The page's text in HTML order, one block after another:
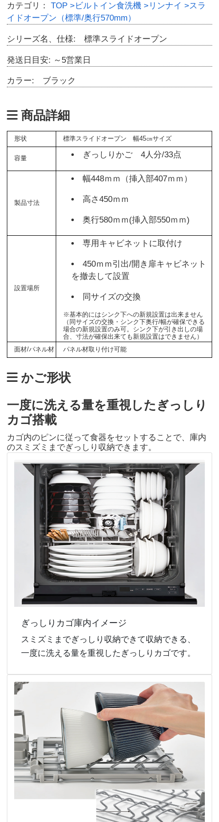
カテゴリ： TOP >ビルトイン食洗機 >リンナイ >スラ
イドオープン（標準/奥行570mm）
シリーズ名、仕様: 標準スライドオープン
発送日目安: ～5営業日
カラー: ブラック
商品詳細
形状 標準スライドオープン 幅45㎝サイズ
容量 ぎっしりかご 4人分/33点
製品寸法
幅448ｍｍ（挿入部407ｍｍ）
高さ450ｍｍ
奥行580ｍｍ(挿入部550ｍｍ)
設置場所
専用キャビネットに取付け
450ｍｍ引出/開き扉キャビネット
を撤去して設置
同サイズの交換
※基本的にはシンク下への新規設置は出来ません
（同サイズの交換・シンク下奥行/幅が確保できる
場合の新規設置のみ可。シンク下が引き出しの場
合、寸法が確保出来ても新規設置はできません）
面材/パネル材
パネル材取り付け可能
かご形状
一度に洗える量を重視したぎっしり
カゴ搭載
カゴ内のピンに従って食器をセットすることで、庫内
のスミズミまでぎっしり収納できます。
ぎっしりカゴ庫内イメージ
スミズミまでぎっしり収納できて収納できる、
一度に洗える量を重視したぎっしりカゴです。